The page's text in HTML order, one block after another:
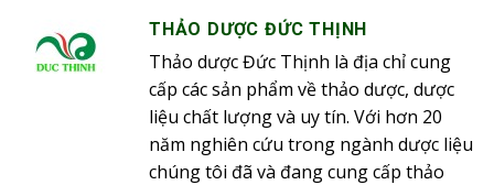
THẢO DƯỢC ĐỨC THỊNH
Thảo dược Đức Thịnh là địa chỉ cung
cấp các sản phẩm về thảo dược, dược
liệu chất lượng và uy tín. Với hơn 20
năm nghiên cứu trong ngành dược liệu
chúng tôi đã và đang cung cấp thảo